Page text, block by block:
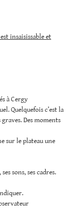
insaisissable et
à Cergy
Quelquefois c’est la
Des moments
sur le plateau une
sons, ses cadres.